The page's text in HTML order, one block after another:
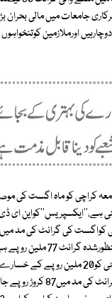
جامعات میں مالی بحران
اورملازمین
ای ڈی
گئے ہیں جبکہ ہرماہ کی
رواں ماہ این ای ڈی یونیورسٹی کو20
کواگست کی غیرترقیاتی